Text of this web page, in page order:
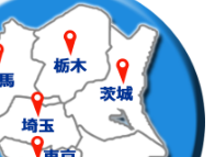
+8,800円
44,000円